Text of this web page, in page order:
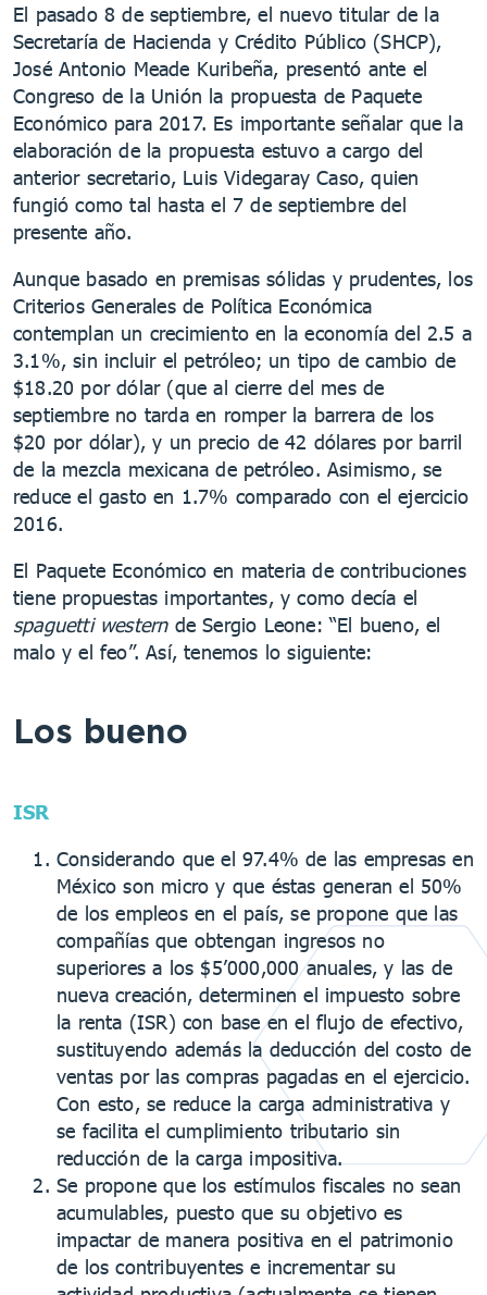
El pasado 8 de septiembre, el nuevo titular de la
Secretaría de Hacienda y Crédito Público (SHCP),
José Antonio Meade Kuribeña, presentó ante el
Congreso de la Unión la propuesta de Paquete
Económico para 2017. Es importante señalar que la
elaboración de la propuesta estuvo a cargo del
anterior secretario, Luis Videgaray Caso, quien
fungió como tal hasta el 7 de septiembre del
presente año.
Aunque basado en premisas sólidas y prudentes, los
Criterios Generales de Política Económica
contemplan un crecimiento en la economía del 2.5 a
3.1%, sin incluir el petróleo; un tipo de cambio de
$18.20 por dólar (que al cierre del mes de
septiembre no tarda en romper la barrera de los
$20 por dólar), y un precio de 42 dólares por barril
de la mezcla mexicana de petróleo. Asimismo, se
reduce el gasto en 1.7% comparado con el ejercicio
2016.
El Paquete Económico en materia de contribuciones
tiene propuestas importantes, y como decía el
spaguetti western de Sergio Leone: “El bueno, el
malo y el feo”. Así, tenemos lo siguiente:
Los bueno
ISR
Considerando que el 97.4% de las empresas en
México son micro y que éstas generan el 50%
de los empleos en el país, se propone que las
compañías que obtengan ingresos no
superiores a los $5’000,000 anuales, y las de
nueva creación, determinen el impuesto sobre
la renta (ISR) con base en el flujo de efectivo,
sustituyendo además la deducción del costo de
ventas por las compras pagadas en el ejercicio.
Con esto, se reduce la carga administrativa y
se facilita el cumplimiento tributario sin
reducción de la carga impositiva.
Se propone que los estímulos fiscales no sean
acumulables, puesto que su objetivo es
impactar de manera positiva en el patrimonio
de los contribuyentes e incrementar su